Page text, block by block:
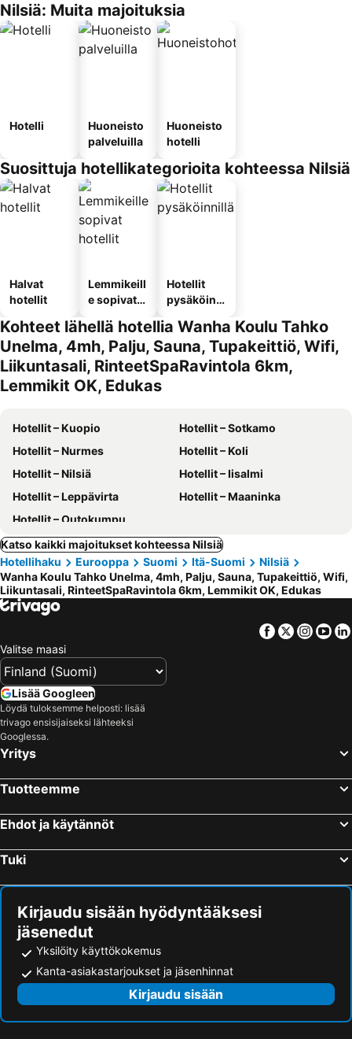
Nilsiä: Muita majoituksia
Hotelli
Huoneisto
palveluilla
Huoneisto
hotelli
Suosittuja hotellikategorioita kohteessa Nilsiä
Halvat
hotellit
Lemmikeill
e sopivat
Hotellit
pysäköinni
Kohteet lähellä hotellia Wanha Koulu Tahko
Unelma, 4mh, Palju, Sauna, Tupakeittiö, Wifi,
Liikuntasali, RinteetSpaRavintola 6km,
Lemmikit OK, Edukas
Hotellit – Kuopio
Hotellit – Sotkamo
Hotellit – Nurmes
Hotellit – Koli
Hotellit – Nilsiä
Hotellit – Iisalmi
Hotellit – Leppävirta
Hotellit – Maaninka
Hotellit – Outokumpu
Katso kaikki majoitukset kohteessa Nilsiä
Hotellihaku
Eurooppa Suomi Itä-Suomi
Nilsiä
Wanha Koulu Tahko Unelma, 4mh, Palju, Sauna, Tupakeittiö, Wifi,
Liikuntasali, RinteetSpaRavintola 6km, Lemmikit OK, Edukas
Facebook
Twitter
Valitse maasi
Lisää Googleen
Löydä tuloksemme helposti: lisää
trivago ensisijaiseksi lähteeksi
Googlessa.
Yritys
Tuotteemme
Ehdot ja käytännöt
Tuki
Kirjaudu sisään hyödyntääksesi
jäsenedut
Yksilöity käyttökokemus
Kanta-asiakastarjoukset ja jäsenhinnat
Kirjaudu sisään